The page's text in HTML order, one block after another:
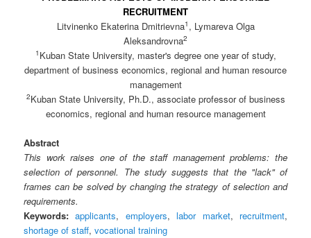
RECRUITMENT
Litvinenko Ekaterina Dmitrievna1 , Lymareva Olga
Aleksandrovna2
1 Kuban State University, master's degree one year of study,
department of business economics, regional and human resource
management
2Kuban State University, Ph.D., associate professor of business
economics, regional and human resource management
Abstract
This work raises one of the staff management problems: the
selection of personnel. The study suggests that the "lack" of
frames can be solved by changing the strategy of selection and
requirements.
Keywords: applicants, employers,labor market, recruitment,
shortage of staff,vocational training